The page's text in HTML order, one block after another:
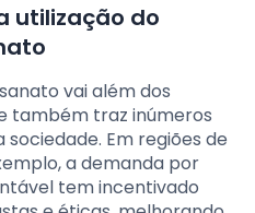
utilização do
vai além dos
também traz inúmeros
Em regiões de
a demanda por
tem incentivado